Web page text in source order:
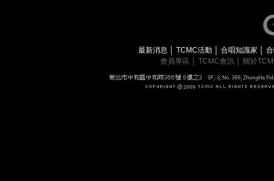
最新消息 TCMC活動 合唱知識家
會員專區
TCMC會訊 關於